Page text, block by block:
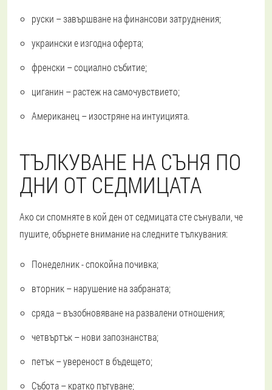
руски – завършване на финансови затруднения;
украински е изгодна оферта;
френски – социално събитие;
циганин – растеж на самочувствието;
Американец – изостряне на интуицията.
ТЪЛКУВАНЕ НА СЪНЯ ПО
ДНИ ОТ СЕДМИЦАТА
Ако си спомняте в кой ден от седмицата сте сънували, че
пушите, обърнете внимание на следните тълкувания:
Понеделник - спокойна почивка;
вторник – нарушение на забраната;
сряда – възобновяване на развалени отношения;
четвъртък – нови запознанства;
петък – увереност в бъдещето;
Събота – кратко пътуване;